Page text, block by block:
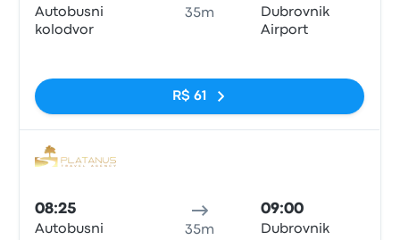
Autobusni
kolodvor
35m
Dubrovnik
Airport
R$ 61
08:25
Autobusni
35m
09:00
Dubrovnik